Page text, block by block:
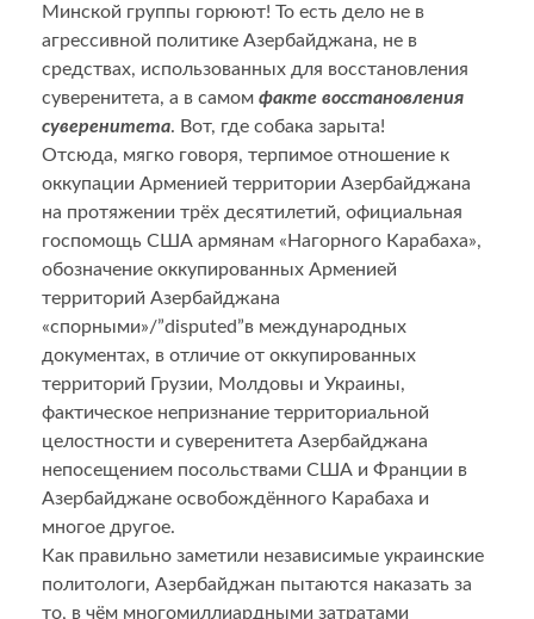
Минской группы горюют! То есть дело не в
агрессивной политике Азербайджана, не в
средствах, использованных для восстановления
суверенитета, а в самом факте восстановления
суверенитета. Вот, где собака зарыта!
Отсюда, мягко говоря, терпимое отношение к
оккупации Арменией территории Азербайджана
на протяжении трёх десятилетий, официальная
госпомощь США армянам «Нагорного Карабаха»,
обозначение оккупированных Арменией
территорий Азербайджана
«спорными»/”disputed”в международных
документах, в отличие от оккупированных
территорий Грузии, Молдовы и Украины,
фактическое непризнание территориальной
целостности и суверенитета Азербайджана
непосещением посольствами США и Франции в
Азербайджане освобождённого Карабаха и
многое другое.
Как правильно заметили независимые украинские
политологи, Азербайджан пытаются наказать за
то, в чём многомиллиардными затратами